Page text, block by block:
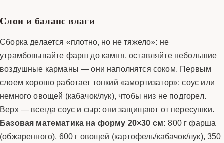
Слои и баланс влаги
Сборка делается «плотно, но не тяжело»: не
утрамбовывайте фарш до камня, оставляйте небольшие
воздушные карманы — они наполнятся соком. Первым
слоем хорошо работает тонкий «амортизатор»: соус или
немного овощей (кабачок/лук), чтобы низ не подгорел.
Верх — всегда соус и сыр: они защищают от пересушки.
Базовая математика на форму 20×30 см: 800 г фарша
(обжаренного), 600 г овощей (картофель/кабачок/лук), 350